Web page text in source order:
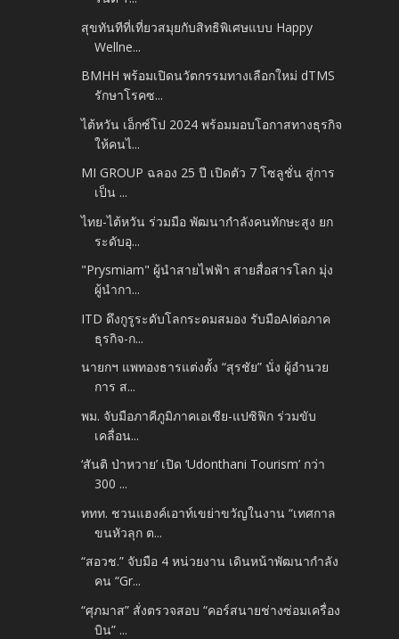
สุขทันทีที่เที่ยวสมุยกับสิทธิพิเศษแบบ Happy
Wellne...
BMHH พร้อมเปิดนวัตกรรมทางเลือกใหม่ dTMS
รักษาโรคซ...
ไต้หวัน เอ็กซ์โป 2024 พร้อมมอบโอกาสทางธุรกิจ
ให้คนไ...
MI GROUP ฉลอง 25 ปี เปิดตัว 7 โซลูชั่น สู่การ
เป็น ...
ไทย-ไต้หวัน ร่วมมือ พัฒนากำลังคนทักษะสูง ยก
ระดับอุ...
"Prysmiam" ผู้นำสายไฟฟ้า สายสื่อสารโลก มุ่ง
ผู้นำกา...
ITD ดึงกูรูระดับโลกระดมสมอง รับมือAIต่อภาค
ธุรกิจ-ก...
นายกฯ แพทองธารแต่งตั้ง “สุรชัย” นั่ง ผู้อำนวย
การ ส...
พม. จับมือภาคีภูมิภาคเอเชีย-แปซิฟิก ร่วมขับ
เคลื่อน...
‘สันติ ป่าหวาย’ เปิด ‘Udonthani Tourism’ กว่า
300 ...
ททท. ชวนแฮงค์เอาท์เขย่าขวัญในงาน “เทศกาล
ขนหัวลุก ต...
“สอวช.” จับมือ 4 หน่วยงาน เดินหน้าพัฒนากำลัง
คน “Gr...
“ศุภมาส” สั่งตรวจสอบ “คอร์สนายช่างซ่อมเครื่อง
บิน” ...